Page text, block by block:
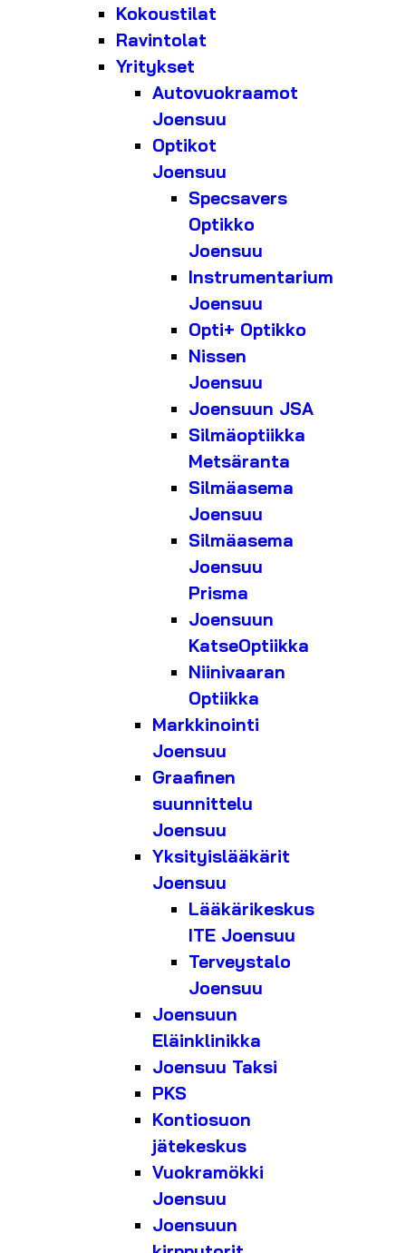
Kokoustilat
Ravintolat
Yritykset
Autovuokraamot
Joensuu
Optikot
Joensuu
Specsavers
Optikko
Joensuu
Instrumentarium
Joensuu
Opti+ Optikko
Nissen
Joensuu
Joensuun JSA
Silmäoptiikka
Metsäranta
Silmäasema
Joensuu
Silmäasema
Joensuu
Prisma
Joensuun
KatseOptiikka
Niinivaaran
Optiikka
Markkinointi
Joensuu
Graafinen
suunnittelu
Joensuu
Yksityislääkärit
Joensuu
Lääkärikeskus
ITE Joensuu
Terveystalo
Joensuu
Joensuun
Eläinklinikka
Joensuu Taksi
PKS
Kontiosuon
jätekeskus
Vuokramökki
Joensuu
Joensuun